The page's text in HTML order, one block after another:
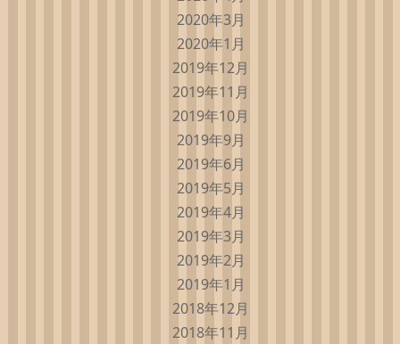
2020年3月
2020年1月
2019年12月
2019年11月
2019年10月
2019年9月
2019年6月
2019年5月
2019年4月
2019年3月
2019年2月
2019年1月
2018年12月
2018年11月